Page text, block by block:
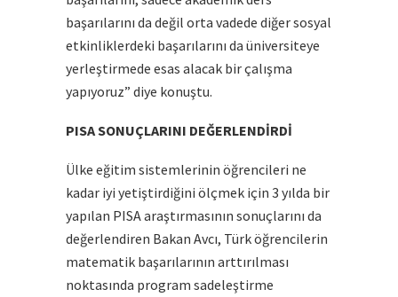
başarılarını da değil orta vadede diğer sosyal
etkinliklerdeki başarılarını da üniversiteye
yerleştirmede esas alacak bir çalışma
yapıyoruz” diye konuştu.
PISA SONUÇLARINI DEĞERLENDİRDİ
Ülke eğitim sistemlerinin öğrencileri ne
kadar iyi yetiştirdiğini ölçmek için 3 yılda bir
yapılan PISA araştırmasının sonuçlarını da
değerlendiren Bakan Avcı, Türk öğrencilerin
matematik başarılarının arttırılması
noktasında program sadeleştirme